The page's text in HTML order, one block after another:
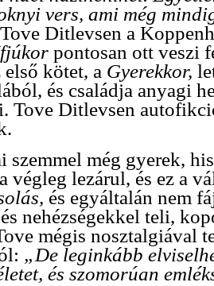
vers, ami még
Ditlevsen a
pontosan ott veszi
kötet, a Gyerekkor,
és családja anyagi
Tove Ditlevsen
szemmel még gyerek,
végleg lezárul, és ez a
és egyáltalán nem
nehézségekkel teli,
mégis nosztalgiával
„De leginkább
és szomorúan